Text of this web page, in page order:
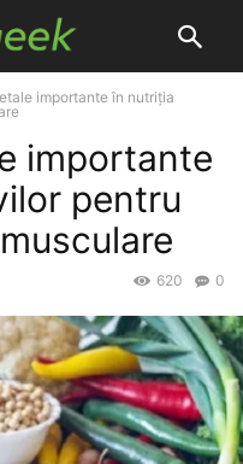
importante în nutriția
importante
pentru
0
620